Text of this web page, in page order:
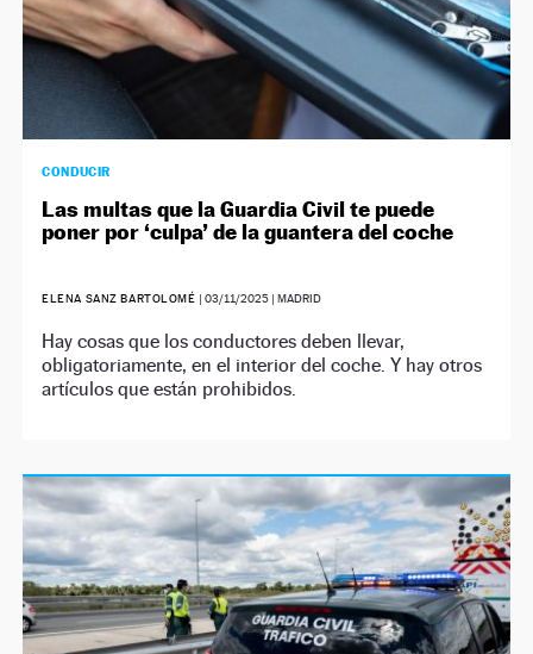
CONDUCIR
Las multas que la Guardia Civil te puede
poner por ‘culpa’ de la guantera del coche
ELENA SANZ BARTOLOMÉ | 03/11/2025| MADRID
Hay cosas que los conductores deben llevar,
obligatoriamente, en el interior del coche. Y hay otros
artículos que están prohibidos.